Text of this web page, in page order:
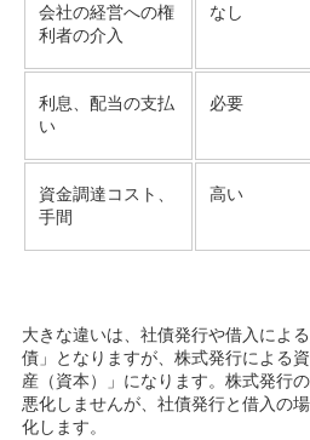
会社の経営への権
利者の介入
なし
利息、配当の支払
い
必要
資金調達コスト、
手間
高い
大きな違いは、社債発行や借入によ
債」となりますが、株式発行による
産（資本）」になります。株式発行
悪化しませんが、社債発行と借入の
化します。